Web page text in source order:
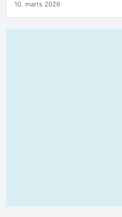
10. marts 2026